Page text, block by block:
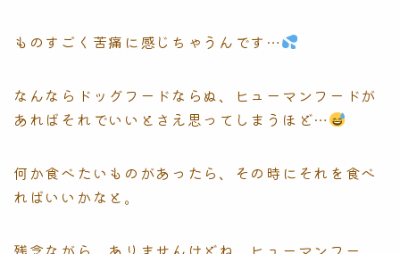
ものすごく苦痛に感じちゃうんです…
なんならドッグフードならぬ、ヒューマンフードが
あればそれでいいとさえ思ってしまうほど…
何か食べたいものがあったら、その時にそれを食べ
ればいいかなと。